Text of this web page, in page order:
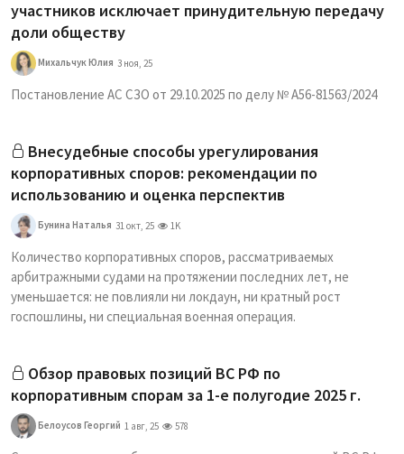
участников исключает принудительную передачу
доли обществу
Михальчук Юлия 3 ноя, 25
Постановление АС СЗО от 29.10.2025 по делу № А56-81563/2024
Внесудебные способы урегулирования
корпоративных споров: рекомендации по
использованию и оценка перспектив
Бунина Наталья 31 окт, 25 1K
Количество корпоративных споров, рассматриваемых
арбитражными судами на протяжении последних лет, не
уменьшается: не повлияли ни локдаун, ни кратный рост
госпошлины, ни специальная военная операция.
Обзор правовых позиций ВС РФ по
корпоративным спорам за 1-е полугодие 2025 г.
Белоусов Георгий 1 авг, 25 578